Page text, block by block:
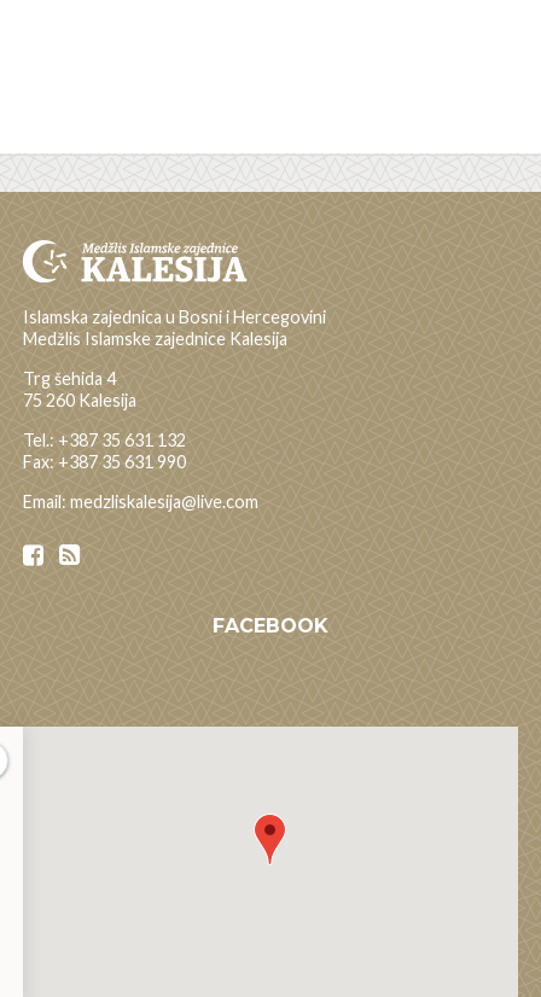
Islamska zajednica u Bosni i Hercegovini
Medžlis Islamske zajednice Kalesija
Trg šehida 4
75 260 Kalesija
Tel.: +387 35 631 132
Fax: +387 35 631 990
Email: medzliskalesija@live.com
FACEBOOK